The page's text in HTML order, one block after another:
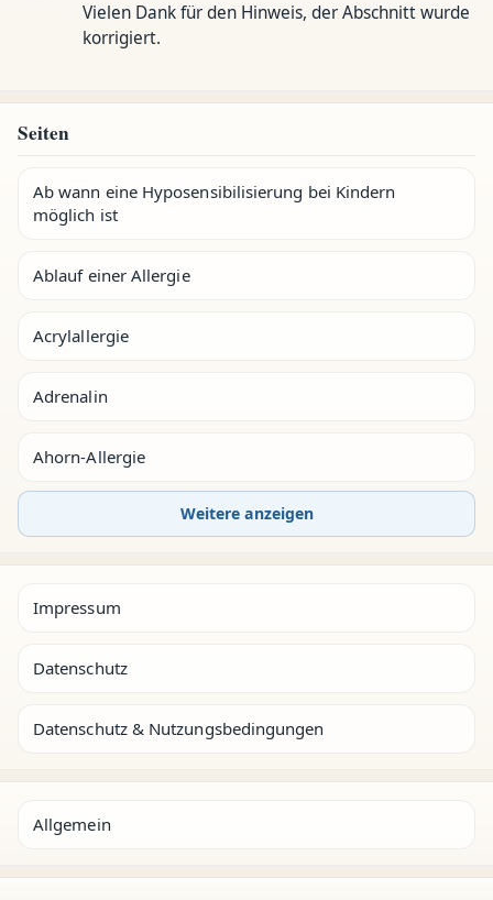
Vielen Dank für den Hinweis, der Abschnitt wurde
korrigiert.
Seiten
Ab wann eine Hyposensibilisierung bei Kindern
möglich ist
Ablauf einer Allergie
Acrylallergie
Adrenalin
Ahorn-Allergie
Weitere anzeigen
Impressum
Datenschutz
Datenschutz & Nutzungsbedingungen
Allgemein